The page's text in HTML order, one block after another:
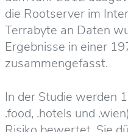
die Rootserver im
Terrabyte an Daten
Ergebnisse in einer
zusammengefasst.
In der Studie werden
.food, .hotels und